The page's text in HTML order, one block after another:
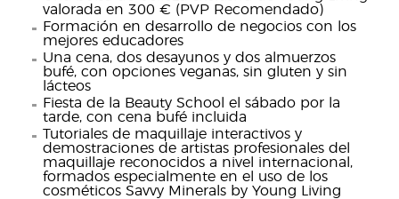
valorada en 300 € (PVP Recomendado)
Formación en desarrollo de negocios con los
mejores educadores
Una cena, dos desayunos y dos almuerzos
bufé, con opciones veganas, sin gluten y sin
lácteos
Fiesta de la Beauty School el sábado por la
tarde, con cena bufé incluida
Tutoriales de maquillaje interactivos y
demostraciones de artistas profesionales del
maquillaje reconocidos a nivel internacional,
formados especialmente en el uso de los
cosméticos Savvy Minerals by Young Living